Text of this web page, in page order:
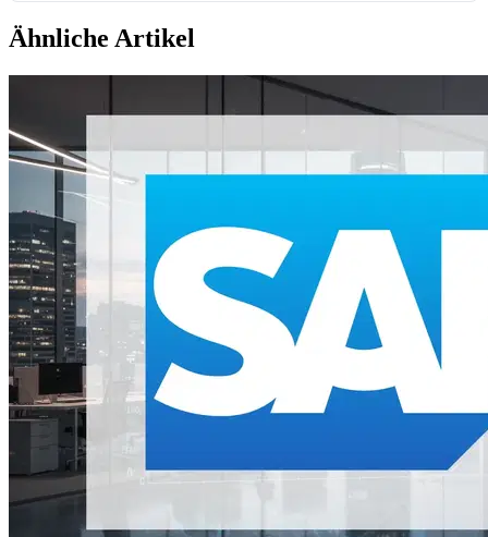
Ähnliche Artikel